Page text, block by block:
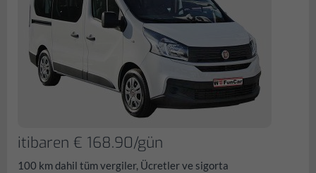
itibaren € 168.90/gün
100 km dahil tüm vergiler, Ücretler ve sigorta